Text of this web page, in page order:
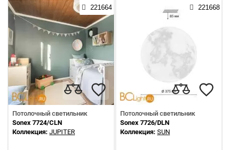
221664
Потолочный светильник
Sonex 7724/CLN
Коллекция: JUPITER
221668
Потолочный светильник
Sonex 7726/DLN
Коллекция: SUN